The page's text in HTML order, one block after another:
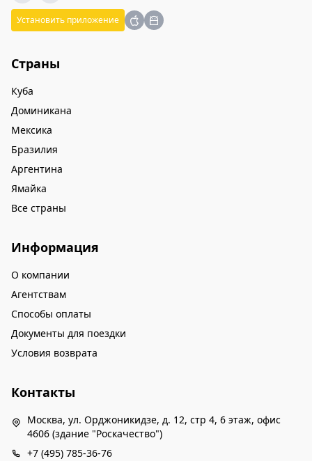
Установить приложение
Страны
Куба
Доминикана
Мексика
Бразилия
Аргентина
Ямайка
Все страны
Информация
О компании
Агентствам
Способы оплаты
Документы для поездки
Условия возврата
Контакты
Москва, ул. Орджоникидзе, д. 12, стр 4, 6 этаж, офис
4606 (здание "Роскачество")
+7 (495) 785-36-76